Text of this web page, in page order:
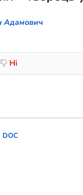
Адамович
Ні
DOC